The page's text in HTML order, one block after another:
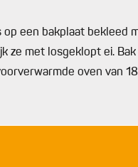
op een bakplaat bekleed
ze met losgeklopt ei. Bak
oven van